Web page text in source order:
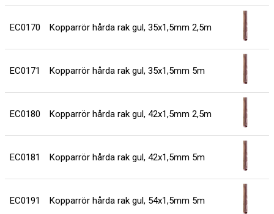
EC0170 Kopparrör hårda rak gul, 35x1,5mm 2,5m
EC0171 Kopparrör hårda rak gul, 35x1,5mm 5m
EC0180 Kopparrör hårda rak gul, 42x1,5mm 2,5m
EC0181 Kopparrör hårda rak gul, 42x1,5mm 5m
EC0191 Kopparrör hårda rak gul, 54x1,5mm 5m